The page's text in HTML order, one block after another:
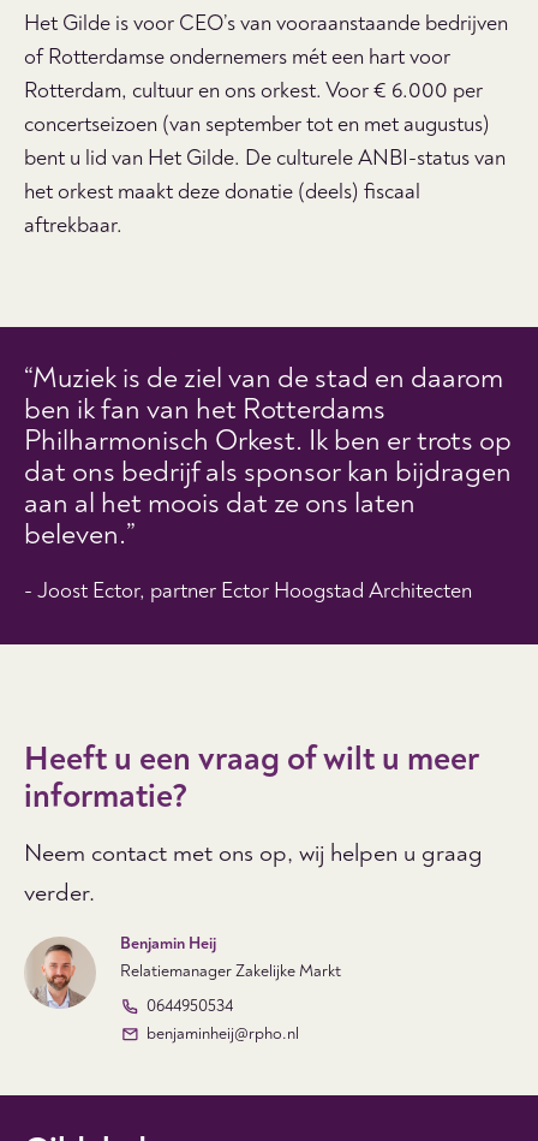
Het Gilde is voor CEO’s van vooraanstaande bedrijven
of Rotterdamse ondernemers mét een hart voor
Rotterdam, cultuur en ons orkest. Voor € 6.000 per
concertseizoen (van september tot en met augustus)
bent u lid van Het Gilde. De culturele ANBI-status van
het orkest maakt deze donatie (deels) fiscaal
aftrekbaar.
“Muziek is de ziel van de stad en daarom
ben ik fan van het Rotterdams
Philharmonisch Orkest. Ik ben er trots op
dat ons bedrijf als sponsor kan bijdragen
aan al het moois dat ze ons laten
beleven.”
- Joost Ector, partner Ector Hoogstad Architecten
Heeft u een vraag of wilt u meer
informatie?
Neem contact met ons op, wij helpen u graag
verder.
Benjamin Heij
Relatiemanager Zakelijke Markt
0644950534
benjaminheij@rpho.nl